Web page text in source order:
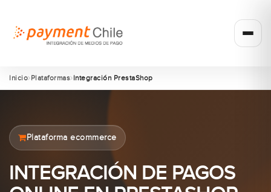
Inicio Plataformas Integración PrestaShop
Plataforma ecommerce
INTEGRACIÓN DE PAGOS